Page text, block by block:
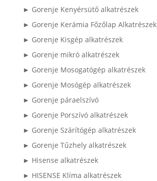
► Gorenje Kenyérsütő alkatrészek
► Gorenje Kerámia Főzőlap Alkatrészek
► Gorenje Kisgép alkatrészek
► Gorenje mikró alkatrészek
► Gorenje Mosogatógép alkatrészek
► Gorenje Mosógép alkatrészek
► Gorenje páraelszívó
► Gorenje Porszívó alkatrészek
► Gorenje Szárítógép alkatrészek
► Gorenje Tűzhely alkatrészek
► Hisense alkatrészek
► HISENSE Klíma alkatrészek